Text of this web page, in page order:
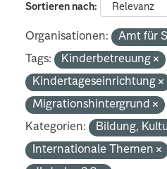
Sortieren nach
Organisationen:
Amt für
Tags:
Kinderbetreuung
Kindertageseinrichtung
Migrationshintergrund
Kategorien:
Bildung,
Internationale Themen